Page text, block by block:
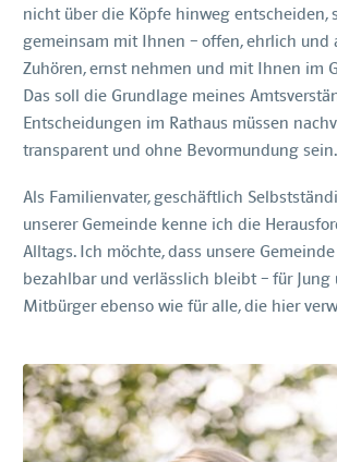
nicht über die Köpfe hinweg entscheiden,
gemeinsam mit Ihnen – offen, ehrlich und
Zuhören, ernst nehmen und mit Ihnen im
Das soll die Grundlage meines
Entscheidungen im Rathaus müssen
transparent und ohne Bevormundung
Als Familienvater, geschäftlich
unserer Gemeinde kenne ich die
Alltags. Ich möchte, dass unsere
bezahlbar und verlässlich bleibt – für Jung
Mitbürger ebenso wie für alle, die hier